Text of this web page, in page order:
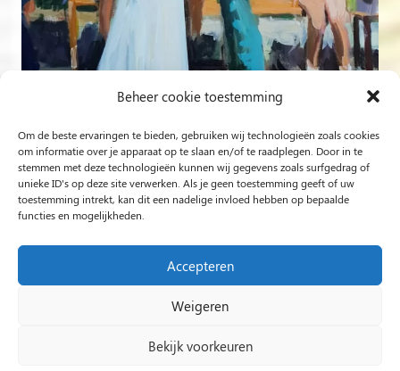
Beheer cookie toestemming
Om de beste ervaringen te bieden, gebruiken wij technologieën zoals cookies
om informatie over je apparaat op te slaan en/of te raadplegen. Door in te
stemmen met deze technologieën kunnen wij gegevens zoals surfgedrag of
unieke ID's op deze site verwerken. Als je geen toestemming geeft of uw
toestemming intrekt, kan dit een nadelige invloed hebben op bepaalde
functies en mogelijkheden.
Accepteren
Weigeren
Bekijk voorkeuren
Volg op Instagram
Rob Jacobs uit ’s-Hertogenbosch is een ‘Plein Air’- en
‘Live Event Painter’, schilderend bewogen door Licht en
Liefde.
2024 Rob Jacobs LIVE EVENT PAINTING / Hosted By
Impact Presentations